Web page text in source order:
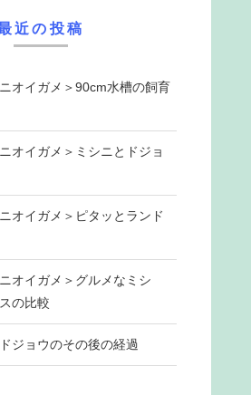
近の投稿
オイガメ＞90cm水槽の飼育
オイガメ＞ミシニとドジョ
オイガメ＞ピタッとランド
オイガメ＞グルメなミシ
の比較
ジョウのその後の経過